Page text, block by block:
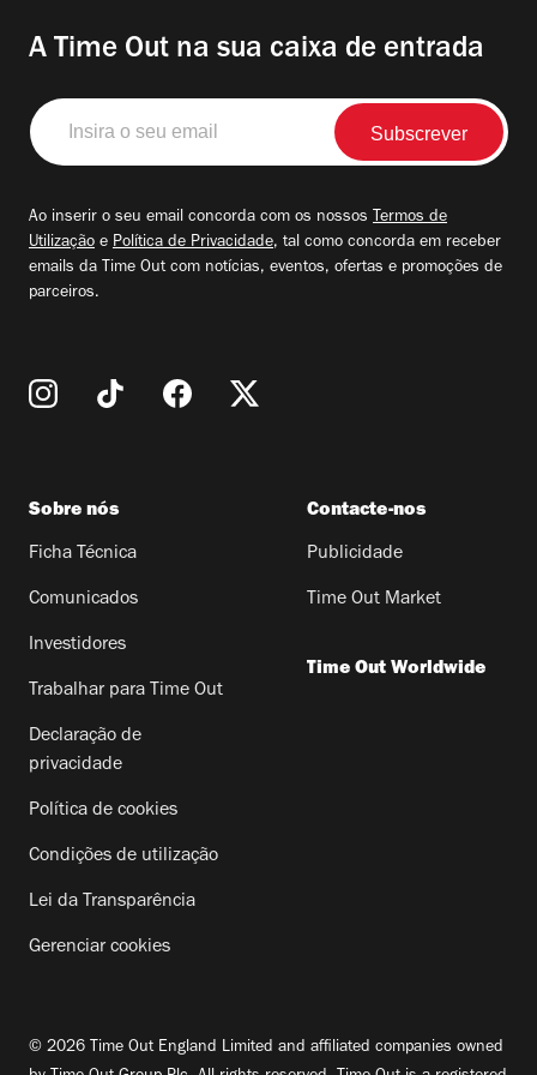
A Time Out na sua caixa de entrada
Insira
o
seu
Ao inserir o seu email concorda com os nossos Termos de
Utilização e Política de Privacidade, tal como concorda em receber
emails da Time Out com notícias, eventos, ofertas e promoções de
parceiros.
Sobre nós
Ficha Técnica
Comunicados
Investidores
Trabalhar para Time Out
Declaração de
privacidade
Política de cookies
Condições de utilização
Lei da Transparência
Gerenciar cookies
Contacte-nos
Publicidade
Time Out Market
Time Out Worldwide
© 2026 Time Out England Limited and affiliated companies owned